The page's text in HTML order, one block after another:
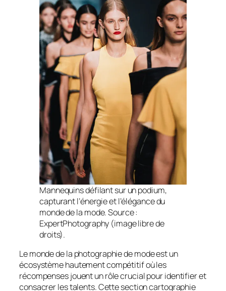
Mannequins défilant sur un podium,
capturant l’énergie et l’élégance du
monde de la mode. Source :
ExpertPhotography (image libre de
droits).
Le monde de la photographie de mode est un
écosystème hautement compétitif où les
récompenses jouent un rôle crucial pour identifier et
consacrer les talents. Cette section cartographie